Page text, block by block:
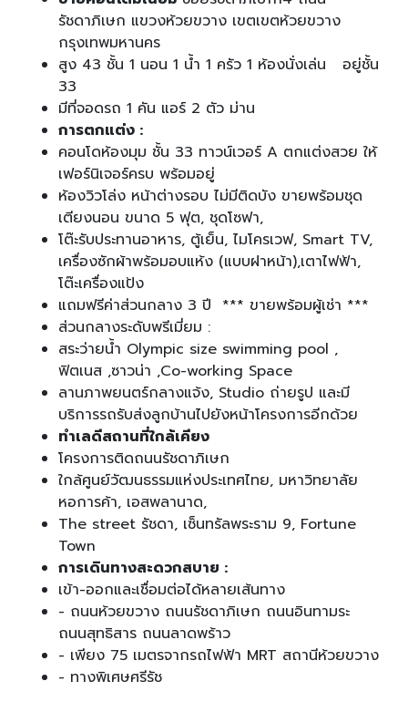
รัชดาภิเษก แขวงห้วยขวาง เขตเขตห้วยขวาง
กรุงเทพมหานคร
สูง 43 ชั้น 1 นอน 1 น้ำ 1 ครัว 1 ห้องนั่งเล่น อยู่ชั้น
33
มีที่จอดรถ 1 คัน แอร์ 2 ตัว ม่าน
การตกแต่ง :
คอนโดห้องมุม ชั้น 33 ทาวน์เวอร์ A ตกแต่งสวย ให้
เฟอร์นิเจอร์ครบ พร้อมอยู่
ห้องวิวโล่ง หน้าต่างรอบ ไม่มีติดบัง ขายพร้อมชุด
เตียงนอน ขนาด 5 ฟุต, ชุดโซฟา,
โต๊ะรับประทานอาหาร, ตู้เย็น, ไมโครเวฟ, Smart TV,
เครื่องซักผ้าพร้อมอบแห้ง (แบบฝาหน้า),เตาไฟฟ้า,
โต๊ะเครื่องแป้ง
แถมฟรีค่าส่วนกลาง 3 ปี *** ขายพร้อมผู้เช่า ***
ส่วนกลางระดับพรีเมี่ยม :
สระว่ายน้ำ Olympic size swimming pool ,
ฟิตเนส ,ซาวน่า ,Co-working Space
ลานภาพยนตร์กลางแจ้ง, Studio ถ่ายรูป และมี
บริการรถรับส่งลูกบ้านไปยังหน้าโครงการอีกด้วย
ทำเลดีสถานที่ใกล้เคียง
โครงการติดถนนรัชดาภิเษก
ใกล้ศูนย์วัฒนธรรมแห่งประเทศไทย, มหาวิทยาลัย
หอการค้า, เอสพลานาด,
The street รัชดา, เซ็นทรัลพระราม 9, Fortune
Town
การเดินทางสะดวกสบาย :
เข้า-ออกและเชื่อมต่อได้หลายเส้นทาง
- ถนนห้วยขวาง ถนนรัชดาภิเษก ถนนอินทามระ
ถนนสุทธิสาร ถนนลาดพร้าว
- เพียง 75 เมตรจากรถไฟฟ้า MRT สถานีห้วยขวาง
- ทางพิเศษศรีรัช